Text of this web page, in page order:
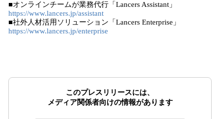
■オンラインチームが業務代行「Lancers Assistant」
https://www.lancers.jp/assistant
■社外人材活用ソリューション「Lancers Enterprise」
https://www.lancers.jp/enterprise
このプレスリリースには、
メディア関係者向けの情報があります